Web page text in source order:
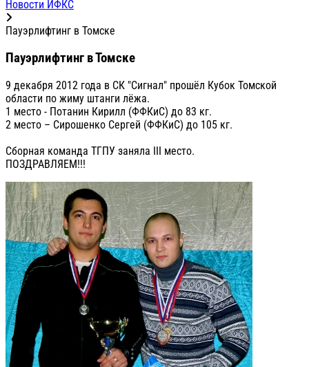
Новости ИФКС
Пауэрлифтинг в Томске
Пауэрлифтинг в Томске
9 декабря 2012 года в СК "Сигнал" прошёл Кубок Томской
области по жиму штанги лёжа.
1 место - Потанин Кирилл (ФФКиС) до 83 кг.
2 место – Сирошенко Сергей (ФФКиС) до 105 кг.
Сборная команда ТГПУ заняла III место.
ПОЗДРАВЛЯЕМ!!!